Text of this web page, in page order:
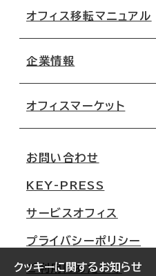
クッキーに関するお知らせ
地図から探す
路線・駅から探す
オフィス移転マニュアル
移転コストシミュレーション
移転スケジュール
オフィス移転Q&A
企業情報
オフィスマーケット
大阪
名古屋
札幌
仙台
お問い合わせ
KEY-PRESS
サービスオフィス
プライバシーポリシー
ご利用にあたって